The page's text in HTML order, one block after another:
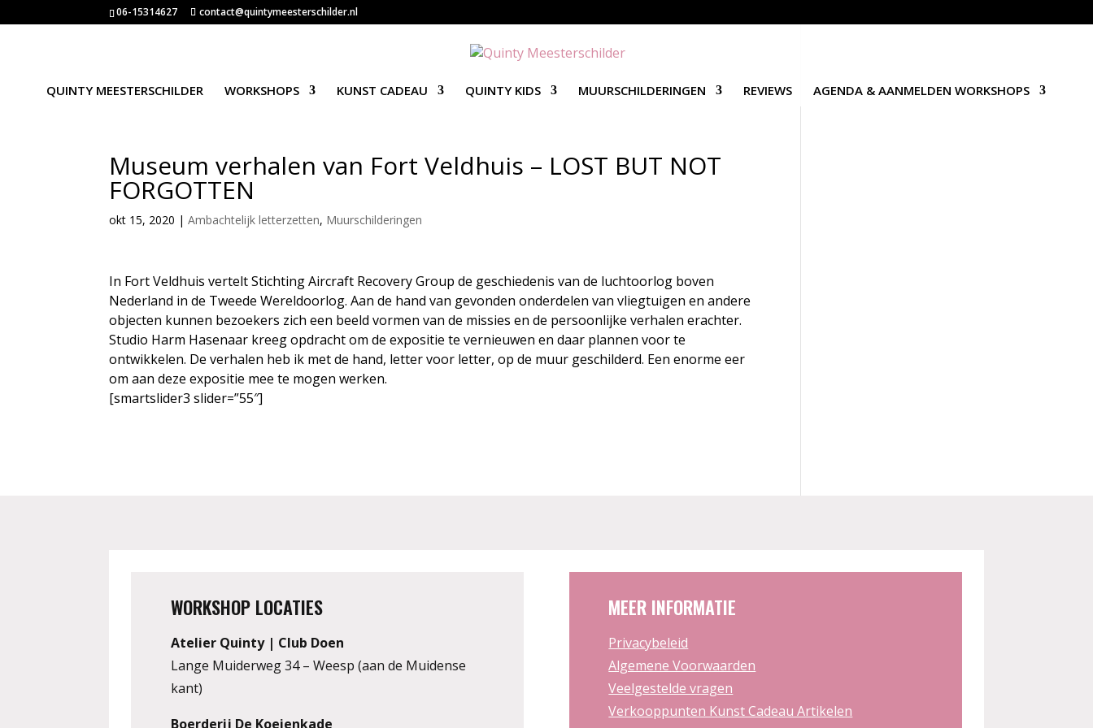
06-15314627 contact@quintymeesterschilder.nl
QUINTY MEESTERSCHILDER WORKSHOPS KUNST CADEAU QUINTY KIDS MUURSCHILDERINGEN REVIEWS AGENDA & AANMELDEN WORKSHOPS
Museum verhalen van Fort Veldhuis – LOST BUT NOT
FORGOTTEN
okt 15, 2020 |Ambachtelijk letterzetten, Muurschilderingen
In Fort Veldhuis vertelt Stichting Aircraft Recovery Group de geschiedenis van de luchtoorlog boven
Nederland in de Tweede Wereldoorlog. Aan de hand van gevonden onderdelen van vliegtuigen en andere
objecten kunnen bezoekers zich een beeld vormen van de missies en de persoonlijke verhalen erachter.
Studio Harm Hasenaar kreeg opdracht om de expositie te vernieuwen en daar plannen voor te
ontwikkelen. De verhalen heb ik met de hand, letter voor letter, op de muur geschilderd. Een enorme eer
om aan deze expositie mee te mogen werken.
[smartslider3 slider=”55″]
WORKSHOP LOCATIES
Atelier Quinty | Club Doen
Lange Muiderweg 34 – Weesp (aan de Muidense
kant)
Boerderij De Koeienkade
MEER INFORMATIE
Privacybeleid
Algemene Voorwaarden
Veelgestelde vragen
Verkooppunten Kunst Cadeau Artikelen